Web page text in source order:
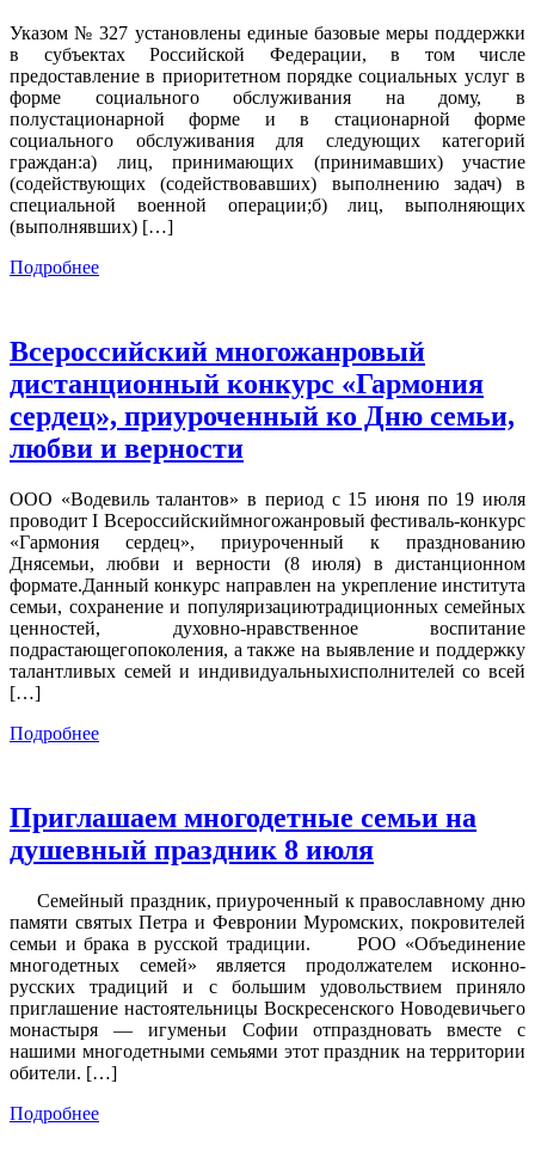
Указом № 327 установлены единые базовые меры поддержки
в субъектах Российской Федерации, в том числе
предоставление в приоритетном порядке социальных услуг в
форме социального обслуживания на дому, в
полустационарной форме и в стационарной форме
социального обслуживания для следующих категорий
граждан:а) лиц, принимающих (принимавших) участие
(содействующих (содействовавших) выполнению задач) в
специальной военной операции;б) лиц, выполняющих
(выполнявших) […]
Подробнее
Всероссийский многожанровый
дистанционный конкурс «Гармония
сердец», приуроченный ко Дню семьи,
любви и верности
ООО «Водевиль талантов» в период с 15 июня по 19 июля
проводит I Всероссийскиймногожанровый фестиваль-конкурс
«Гармония сердец», приуроченный к празднованию
Днясемьи, любви и верности (8 июля) в дистанционном
формате.Данный конкурс направлен на укрепление института
семьи, сохранение и популяризациютрадиционных семейных
ценностей, духовно-нравственное воспитание
подрастающегопоколения, а также на выявление и поддержку
талантливых семей и индивидуальныхисполнителей со всей
[…]
Подробнее
Приглашаем многодетные семьи на
душевный праздник 8 июля
Семейный праздник, приуроченный к православному дню
памяти святых Петра и Февронии Муромских, покровителей
семьи и брака в русской традиции. РОО «Объединение
многодетных семей» является продолжателем исконно-
русских традиций и с большим удовольствием приняло
приглашение настоятельницы Воскресенского Новодевичьего
монастыря — игуменьи Софии отпраздновать вместе с
нашими многодетными семьями этот праздник на территории
обители. […]
Подробнее